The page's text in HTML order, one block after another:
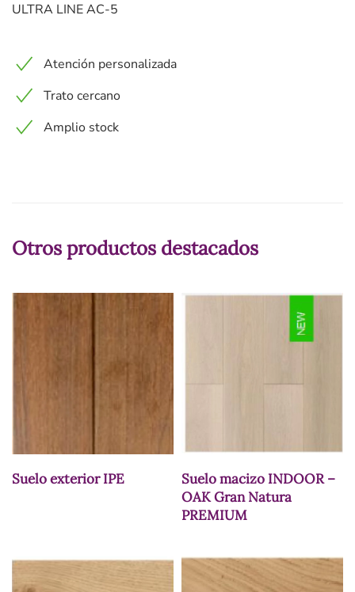
ULTRA LINE AC-5
Atención personalizada
Trato cercano
Amplio stock
Otros productos destacados
Suelo exterior IPE
Suelo macizo INDOOR –
OAK Gran Natura
PREMIUM